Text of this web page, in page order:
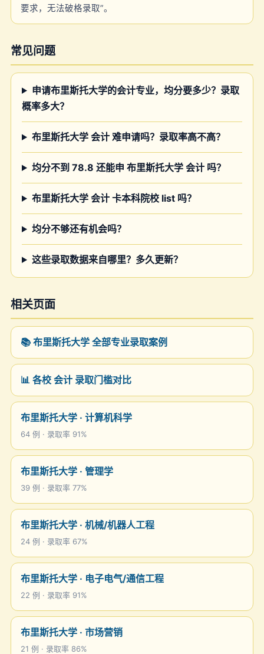
要求，无法破格录取”。
常见问题
申请布里斯托大学的会计专业，均分要多少？录取
概率多大？
布里斯托大学 会计 难申请吗？录取率高不高？
均分不到 78.8 还能申 布里斯托大学 会计 吗？
布里斯托大学 会计 卡本科院校 list 吗？
均分不够还有机会吗？
这些录取数据来自哪里？多久更新？
相关页面
📚 布里斯托大学 全部专业录取案例
📊 各校 会计 录取门槛对比
布里斯托大学 · 计算机科学
64 例 · 录取率 91%
布里斯托大学 · 管理学
39 例 · 录取率 77%
布里斯托大学 · 机械/机器人工程
24 例 · 录取率 67%
布里斯托大学 · 电子电气/通信工程
22 例 · 录取率 91%
布里斯托大学 · 市场营销
21 例 · 录取率 86%